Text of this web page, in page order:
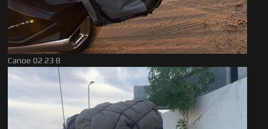
Canoe 02 23 8